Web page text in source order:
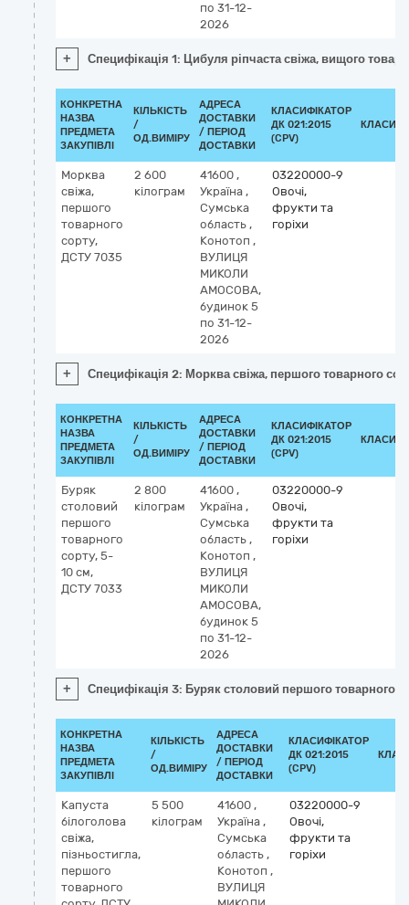
по 31-12-
2026
+ Специфікація 1: Цибуля ріпчаста свіжа, вищого
КОНКРЕТНА
НАЗВА
ПРЕДМЕТА
ЗАКУПІВЛІ
КІЛЬКІСТЬ
/
ОД.ВИМІРУ
АДРЕСА
ДОСТАВКИ
/ ПЕРІОД
ДОСТАВКИ
КЛАСИФІКАТОР
ДК 021:2015
(CPV)
Морква
свіжа,
першого
товарного
сорту,
ДСТУ 7035
2 600
кілограм
41600 ,
Україна ,
Сумська
область ,
Конотоп ,
ВУЛИЦЯ
МИКОЛИ
АМОСОВА,
будинок 5
по 31-12-
2026
03220000-9
Овочі,
фрукти та
горіхи
+ Специфікація 2: Морква свіжа, першого товарного
КОНКРЕТНА
НАЗВА
ПРЕДМЕТА
ЗАКУПІВЛІ
КІЛЬКІСТЬ
/
ОД.ВИМІРУ
АДРЕСА
ДОСТАВКИ
/ ПЕРІОД
ДОСТАВКИ
КЛАСИФІКАТОР
ДК 021:2015
(CPV)
Буряк
столовий
першого
товарного
сорту, 5-
10 см,
ДСТУ 7033
2 800
кілограм
41600 ,
Україна ,
Сумська
область ,
Конотоп ,
ВУЛИЦЯ
МИКОЛИ
АМОСОВА,
будинок 5
по 31-12-
2026
03220000-9
Овочі,
фрукти та
горіхи
+ Специфікація 3: Буряк столовий першого товарного
КОНКРЕТНА
НАЗВА
ПРЕДМЕТА
ЗАКУПІВЛІ
КІЛЬКІСТЬ
/
ОД.ВИМІРУ
АДРЕСА
ДОСТАВКИ
/ ПЕРІОД
ДОСТАВКИ
КЛАСИФІКАТОР
ДК 021:2015
(CPV)
Капуста
білоголова
свіжа,
пізньостигла,
першого
товарного
5 500
кілограм
41600 ,
Україна ,
Сумська
область ,
Конотоп ,
ВУЛИЦЯ
03220000-9
Овочі,
фрукти та
горіхи